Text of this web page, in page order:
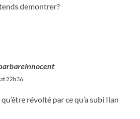
demontrer?
22h36
révolté par ce qu’a subi Ilan